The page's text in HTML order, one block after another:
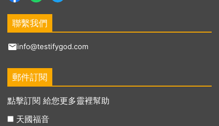
聯繫我們
info@testifygod.com
郵件訂閱
點擊訂閱 給您更多靈裡幫助
天國福音